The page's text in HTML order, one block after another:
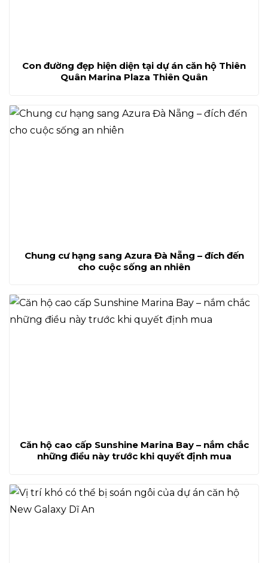
Con đường đẹp hiện diện tại dự án căn hộ Thiên
Quân Marina Plaza Thiên Quân
Chung cư hạng sang Azura Đà Nẵng – đích đến
cho cuộc sống an nhiên
Căn hộ cao cấp Sunshine Marina Bay – nắm chắc
những điều này trước khi quyết định mua